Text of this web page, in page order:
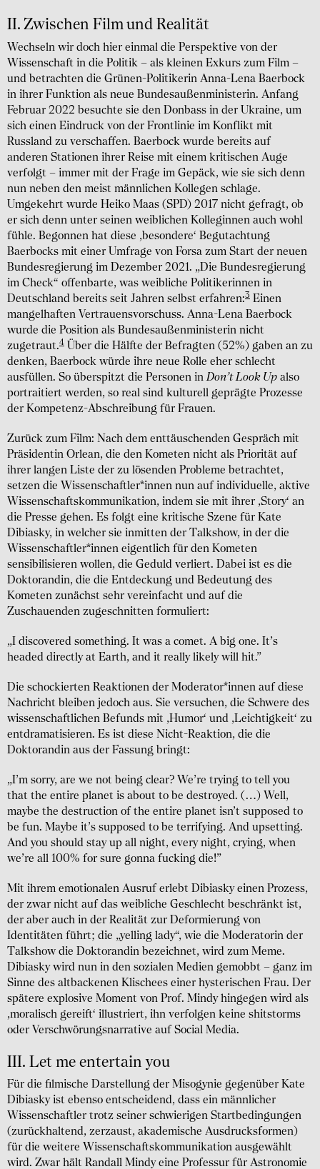
II. Zwischen Film und Realität
Wechseln wir doch hier einmal die Perspektive von der
Wissenschaft in die Politik – als kleinen Exkurs zum Film –
und betrachten die Grünen-Politikerin Anna-Lena Baerbock
in ihrer Funktion als neue Bundesaußenministerin. Anfang
Februar 2022 besuchte sie den Donbass in der Ukraine, um
sich einen Eindruck von der Frontlinie im Konflikt mit
Russland zu verschaffen. Baerbock wurde bereits auf
anderen Stationen ihrer Reise mit einem kritischen Auge
verfolgt – immer mit der Frage im Gepäck, wie sie sich denn
nun neben den meist männlichen Kollegen schlage.
Umgekehrt wurde Heiko Maas (SPD) 2017 nicht gefragt, ob
er sich denn unter seinen weiblichen Kolleginnen auch wohl
fühle. Begonnen hat diese ,besondere‘ Begutachtung
Baerbocks mit einer Umfrage von Forsa zum Start der neuen
Bundesregierung im Dezember 2021. „Die Bundesregierung
im Check“ offenbarte, was weibliche Politikerinnen in
Deutschland bereits seit Jahren selbst erfahren:3 Einen
mangelhaften Vertrauensvorschuss. Anna-Lena Baerbock
wurde die Position als Bundesaußenministerin nicht
zugetraut.4 Über die Hälfte der Befragten (52%) gaben an zu
denken, Baerbock würde ihre neue Rolle eher schlecht
ausfüllen. So überspitzt die Personen inDon’t Look Up also
portraitiert werden, so real sind kulturell geprägte Prozesse
der Kompetenz-Abschreibung für Frauen.
Zurück zum Film: Nach dem enttäuschenden Gespräch mit
Präsidentin Orlean, die den Kometen nicht als Priorität auf
ihrer langen Liste der zu lösenden Probleme betrachtet,
setzen die Wissenschaftler*innen nun auf individuelle, aktive
Wissenschaftskommunikation, indem sie mit ihrer ,Story‘ an
die Presse gehen. Es folgt eine kritische Szene für Kate
Dibiasky, in welcher sie inmitten der Talkshow, in der die
Wissenschaftler*innen eigentlich für den Kometen
sensibilisieren wollen, die Geduld verliert. Dabei ist es die
Doktorandin, die die Entdeckung und Bedeutung des
Kometen zunächst sehr vereinfacht und auf die
Zuschauenden zugeschnitten formuliert:
„I discovered something. It was a comet. A big one. It’s
headed directly at Earth, and it really likely will hit.”
Die schockierten Reaktionen der Moderator*innen auf diese
Nachricht bleiben jedoch aus. Sie versuchen, die Schwere des
wissenschaftlichen Befunds mit ,Humor‘ und ,Leichtigkeit‘ zu
entdramatisieren. Es ist diese Nicht-Reaktion, die die
Doktorandin aus der Fassung bringt:
„I’m sorry, are we not being clear? We’re trying to tell you
that the entire planet is about to be destroyed. (…) Well,
maybe the destruction of the entire planet isn’t supposed to
be fun. Maybe it’s supposed to be terrifying. And upsetting.
And you should stay up all night, every night, crying, when
we’re all 100% for sure gonna fucking die!”
Mit ihrem emotionalen Ausruf erlebt Dibiasky einen Prozess,
der zwar nicht auf das weibliche Geschlecht beschränkt ist,
der aber auch in der Realität zur Deformierung von
Identitäten führt; die „yelling lady“, wie die Moderatorin der
Talkshow die Doktorandin bezeichnet, wird zum Meme.
Dibiasky wird nun in den sozialen Medien gemobbt – ganz im
Sinne des altbackenen Klischees einer hysterischen Frau. Der
spätere explosive Moment von Prof. Mindy hingegen wird als
,moralisch gereift‘ illustriert, ihn verfolgen keine shitstorms
oder Verschwörungsnarrative auf Social Media.
III. Let me entertain you
Für die filmische Darstellung der Misogynie gegenüber Kate
Dibiasky ist ebenso entscheidend, dass ein männlicher
Wissenschaftler trotz seiner schwierigen Startbedingungen
(zurückhaltend, zerzaust, akademische Ausdrucksformen)
für die weitere Wissenschaftskommunikation ausgewählt
wird. Zwar hält Randall Mindy eine Professur für Astronomie